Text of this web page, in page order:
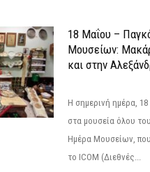
18 Μαΐου –
Μουσείων:
και στην
Η σημερινή ημέρα,
στα μουσεία όλου
Ημέρα Μουσείων,
το ICOM (Διεθνές...